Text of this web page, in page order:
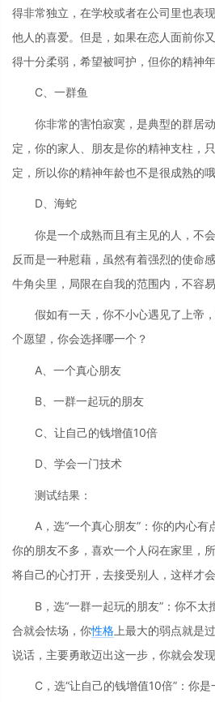
得非常独立，在学校或者在公司里也表
他人的喜爱。但是，如果在恋人面前你
得十分柔弱，希望被呵护，但你的精神年
C、一群鱼
你非常的害怕寂寞，是典型的群居
定，你的家人、朋友是你的精神支柱，
定，所以你的精神年龄也不是很成熟的哦
D、海蛇
你是一个成熟而且有主见的人，不
反而是一种慰藉，虽然有着强烈的使命
牛角尖里，局限在自我的范围内，不容
假如有一天，你不小心遇见了上帝
个愿望，你会选择哪一个？
A、一个真心朋友
B、一群一起玩的朋友
C、让自己的钱增值10倍
D、学会一门技术
测试结果：
A，选“一个真心朋友”：你的内心有
你的朋友不多，喜欢一个人闷在家里，
将自己的心打开，去接受别人，这样才会
B，选“一群一起玩的朋友”：你不
合就会怯场，你性格 上最大的弱点就是
说话，主要勇敢迈出这一步，你就会发现
C，选“让自己的钱增值10倍”：你